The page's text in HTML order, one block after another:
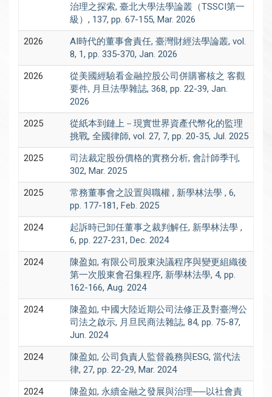
治理之探索, 臺北大學法學論叢（TSSCI第一
級）, 137, pp. 67-155, Mar. 2026
2026
AI時代的董事會責任, 臺灣財經法學論叢, vol.
8, 1, pp. 335-370, Jan. 2026
2026
從美國經驗看金融控股公司併購審核之 客觀
要件, 月旦法學雜誌, 368, pp. 22-39, Jan.
2026
2025
從紙本到鏈上－現實世界資產代幣化的監理
挑戰, 全國律師, vol. 27, 7, pp. 20-35, Jul. 2025
2025
司法裁定股份價格的實務分析, 會計師季刊,
302, Mar. 2025
2025
常務董事會之設置與職權 , 新學林法學 , 6,
pp. 177-181, Feb. 2025
2024
起訴時已卸任董事之裁判解任, 新學林法學 ,
6, pp. 227-231, Dec. 2024
2024
陳盈如, 有限公司股東決議程序與變更組織後
第一次股東會召集程序, 新學林法學, 4, pp.
162-166, Aug. 2024
2024
陳盈如, 中國大陸近期公司法修正及對臺灣公
司法之啟示, 月旦民商法雜誌, 84, pp. 75-87,
Jun. 2024
2024
陳盈如, 公司負責人監督義務與ESG, 當代法
律, 27, pp. 22-29, Mar. 2024
2024
陳盈如, 永續金融之發展與治理──以社會責